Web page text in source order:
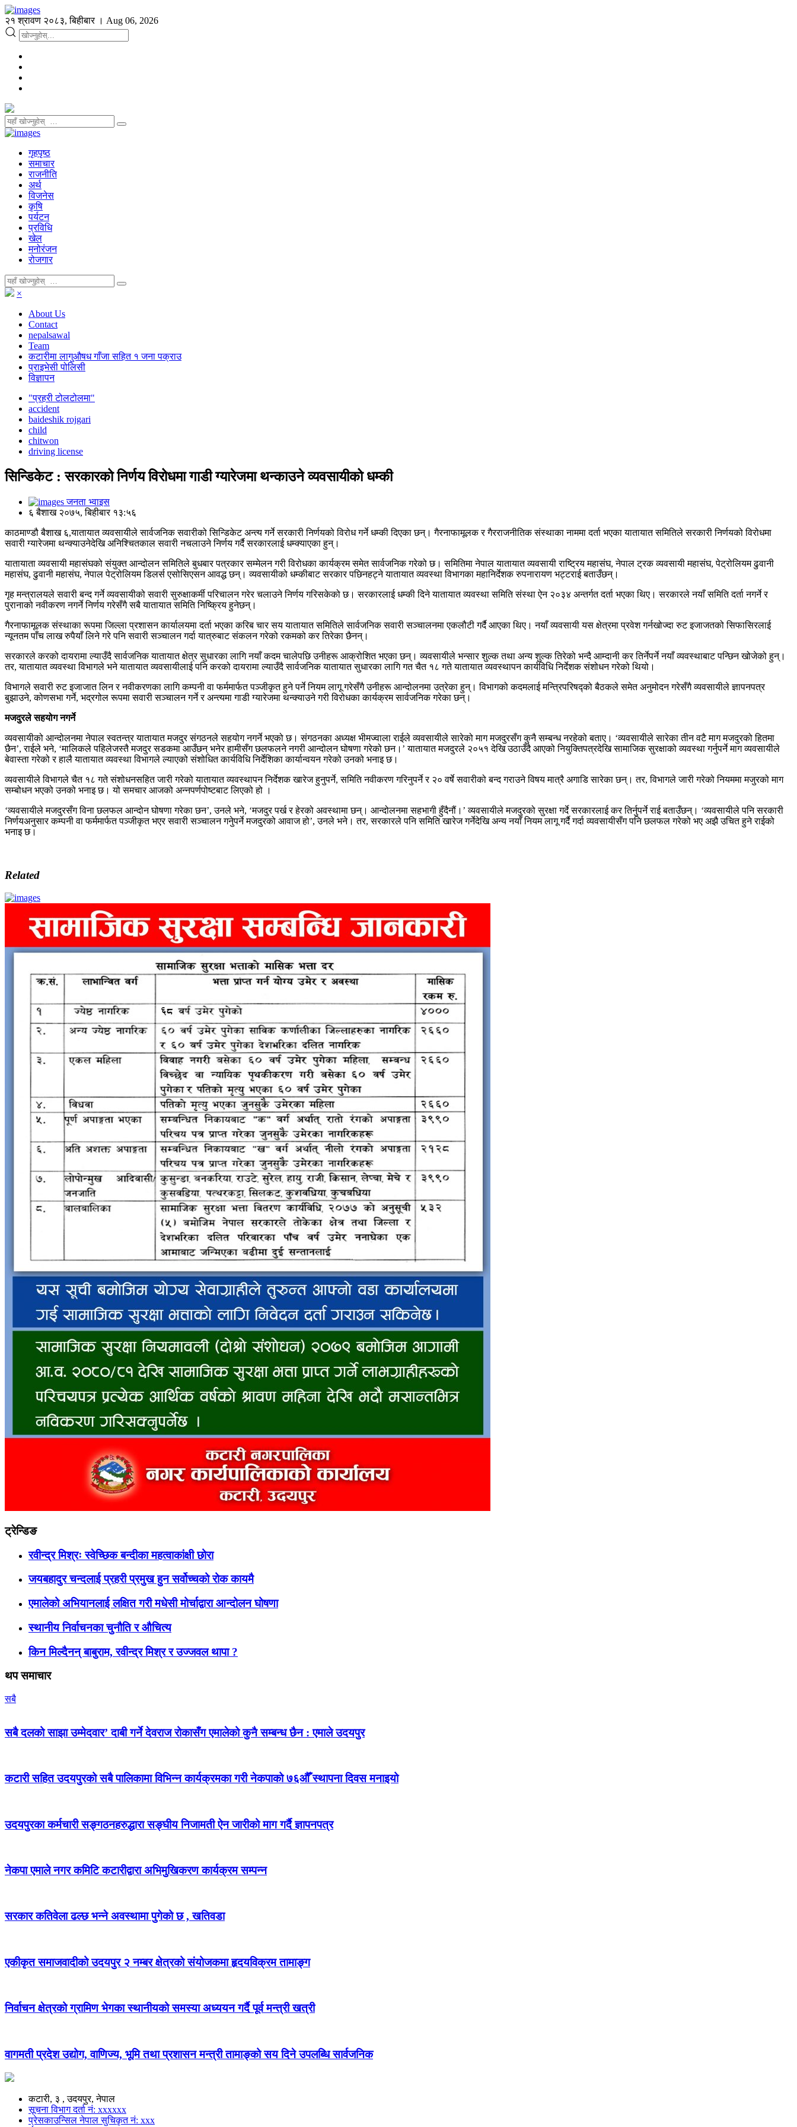
२१ श्रावण २०८३, बिहीबार । Aug 06, 2026
गृहपृष्ठ
समाचार
राजनीति
अर्थ
विजनेस
कृषि
पर्यटन
प्रविधि
खेल
मनोरंजन
रोजगार
×
About Us
Contact
nepalsawal
Team
कटारीमा लागुऔषध गाँजा सहित १ जना पक्राउ
प्राइभेसी पोलिसी
विज्ञापन
"प्रहरी टोलटोलमा"
accident
baideshik rojgari
child
chitwon
driving license
सिन्डिकेट : सरकारको निर्णय विरोधमा गाडी ग्यारेजमा थन्काउने व्यवसायीको धम्की
जनता भ्वाइस
६ बैशाख २०७५, बिहीबार १३:५६
काठमाण्डौ बैशाख ६,यातायात व्यवसायीले सार्वजनिक सवारीको सिन्डिकेट अन्त्य गर्ने सरकारी निर्णयको विरोध गर्ने धम्की दिएका छन्। गैरनाफामूलक र गैरराजनीतिक संस्थाका नाममा दर्ता भएका यातायात समितिले सरकारी निर्णयको विरोधमा
सवारी ग्यारेजमा थन्क्याउनेदेखि अनिश्चितकाल सवारी नचलाउने निर्णय गर्दै सरकारलाई धम्क्याएका हुन्।
यातायाता व्यवसायी महासंघको संयुक्त आन्दोलन समितिले बुधबार पत्रकार सम्मेलन गरी विरोधका कार्यक्रम समेत सार्वजनिक गरेको छ। समितिमा नेपाल यातायात व्यवसायी राष्ट्रिय महासंघ, नेपाल ट्रक व्यवसायी महासंघ, पेट्रोलियम ढुवानी
महासंघ, ढुवानी महासंघ, नेपाल पेट्रोलियम डिलर्स एसोसिएसन आवद्ध छन्। व्यवसायीको धम्कीबाट सरकार पछिनहट्ने यातायात व्यवस्था विभागका महानिर्देशक रुपनारायण भट्टराई बताउँछन्।
गृह मन्त्रालयले सवारी बन्द गर्ने व्यवसायीको सवारी सुरुक्षाकर्मी परिचालन गरेर चलाउने निर्णय गरिसकेको छ। सरकारलाई धम्की दिने यातायात व्यवस्था समिति संस्था ऐन २०३४ अन्तर्गत दर्ता भएका थिए। सरकारले नयाँ समिति दर्ता नगर्ने र
पुरानाको नवीकरण नगर्ने निर्णय गरेसँगै सबै यातायात समिति निष्क्रिय हुनेछन्।
गैरनाफामूलक संस्थाका रूपमा जिल्ला प्रशासन कार्यालयमा दर्ता भएका करिब चार सय यातायात समितिले सार्वजनिक सवारी सञ्चालनमा एकलौटी गर्दै आएका थिए। नयाँ व्यवसायी यस क्षेत्रमा प्रवेश गर्नखोज्दा रुट इजाजतको सिफासिरलाई
न्यूनतम पाँच लाख रुपैयाँ लिने गरे पनि सवारी सञ्चालन गर्दा यात्रुबाट संकलन गरेको रकमको कर तिरेका छैनन्।
सरकारले करको दायरामा ल्याउँदै सार्वजनिक यातायात क्षेत्र सुधारका लागि नयाँ कदम चालेपछि उनीहरू आक्रोशित भएका छन्। व्यवसायीले भन्सार शुल्क तथा अन्य शुल्क तिरेको भन्दै आम्दानी कर तिर्नेपर्ने नयाँ व्यवस्थाबाट पन्छिन खोजेको हुन्।
तर, यातायात व्यवस्था विभागले भने यातायात व्यवसायीलाई पनि करको दायरामा ल्याउँदै सार्वजनिक यातायात सुधारका लागि गत चैत १८ गते यातायात व्यवस्थापन कार्यविधि निर्देशक संशोधन गरेको थियो।
विभागले सवारी रुट इजाजात लिन र नवीकरणका लागि कम्पनी वा फर्ममार्फत पञ्जीकृत हुने पर्ने नियम लागू गरेसँगै उनीहरू आन्दोलनमा उत्रेका हुन्। विभागको कदमलाई मन्त्रिपरिषद्को बैठकले समेत अनुमोदन गरेसँगै व्यवसायीले ज्ञापनपत्र
बुझाउने, कोणसभा गर्ने, भद्रगोल रूपमा सवारी सञ्चालन गर्ने र अन्त्यमा गाडी ग्यारेजमा थन्क्याउने गरी विरोधका कार्यक्रम सार्वजनिक गरेका छन्।
मजदुरले सहयोग नगर्ने
व्यवसायीको आन्दोलनमा नेपाल स्वतन्त्र यातायात मजदुर संगठनले सहयोग नगर्ने भएको छ। संगठनका अध्यक्ष भीमज्वाला राईले व्यवसायीले सारेको माग मजदुरसँग कुनै सम्बन्ध नरहेको बताए। ‘व्यवसायीले सारेका तीन वटै माग मजदुरको हितमा
छैन’, राईले भने, ‘मालिकले पहिलेजस्तै मजदुर सडकमा आउँछन् भनेर हामीसँग छलफलने नगरी आन्दोलन घोषणा गरेको छन।’ यातायात मजदुरले २०५१ देखि उठाउँदै आएको नियुक्तिपत्रदेखि सामाजिक सुरक्षाको व्यवस्था गर्नुपर्ने माग व्यवसायीले
बेवास्ता गरेको र हालै यातायात व्यवस्था विभागले ल्याएको संशोधित कार्यविधि निर्देशिका कार्यान्वयन गरेको उनको भनाइ छ।
व्यवसायीले विभागले चैत १८ गते संशोधनसहित जारी गरेको यातायात व्यवस्थापन निर्देशक खारेज हुनुपर्ने, समिति नवीकरण गरिनुपर्ने र २० वर्षे सवारीको बन्द गराउने विषय मात्रै अगाडि सारेका छन्। तर, विभागले जारी गरेको नियममा मजुरको माग
सम्बोधन भएको उनको भनाइ छ। यो समचार आजको अन्नपर्णपोष्टबाट लिएको हो ।
‘व्यवसायीले मजदुरसँग विना छलफल आन्दोन घोषणा गरेका छन’, उनले भने, ‘मजदुर पर्ख र हेरको अवस्थामा छन्। आन्दोलनमा सहभागी हुँदैनौं।’ व्यवसायीले मजदुरको सुरक्षा गर्दे सरकारलाई कर तिर्नुपर्ने राई बताउँछन्। ‘व्यवसायीले पनि सरकारी
निर्णयअनुसार कम्पनी वा फर्ममार्फत पञ्जीकृत भएर सवारी सञ्चालन गनेुपर्ने मजदुरको आवाज हो’, उनले भने। तर, सरकारले पनि समिति खारेज गर्नेदेखि अन्य नयाँ नियम लागू गर्दै गर्दा व्यवसायीसँग पनि छलफल गरेको भए अझै उचित हुने राईको
भनाइ छ।
Related
ट्रेन्डिङ
रवीन्द्र मिश्रः स्वेच्छिक बन्दीका महत्वाकांक्षी छोरा
जयबहादुर चन्दलाई प्रहरी प्रमुख हुन सर्वोच्चको रोक कायमै
एमालेको अभियानलाई लक्षित गरी मधेसी मोर्चाद्वारा आन्दोलन घोषणा
स्थानीय निर्वाचनका चुनौति र औचित्य
किन मिल्दैनन् बाबुराम, रवीन्द्र मिश्र र उज्जवल थापा ?
थप समाचार
सबै
सबै दलको साझा उम्मेदवार’ दाबी गर्ने देवराज रोकासँग एमालेको कुनै सम्बन्ध छैन : एमाले उदयपुर
कटारी सहित उदयपुरको सबै पालिकामा विभिन्न कार्यक्रमका गरी नेकपाको ७६औँ स्थापना दिवस मनाइयो
उदयपुरका कर्मचारी सङ्गठनहरुद्धारा सङ्घीय निजामती ऐन जारीको माग गर्दै ज्ञापनपत्र
नेकपा एमाले नगर कमिटि कटारीद्वारा अभिमुखिकरण कार्यक्रम सम्पन्न
सरकार कतिवेला ढल्छ भन्ने अवस्थामा पुगेको छ , खतिवडा
एकीकृत समाजवादीको उदयपुर २ नम्बर क्षेत्रको संयोजकमा हृदयविक्रम तामाङ्ग
निर्वाचन क्षेत्रको ग्रामिण भेगका स्थानीयको समस्या अध्ययन गर्दै पूर्व मन्त्री खत्री
वागमती प्रदेश उद्योग, वाणिज्य, भूमि तथा प्रशासन मन्त्री तामाङ्को सय दिने उपलब्धि सार्वजनिक
कटारी, ३ , उदयपुर, नेपाल
सूचना विभाग दर्ता नं: xxxxxx
प्रेसकाउन्सिल नेपाल सुचिकृत नं: xxx